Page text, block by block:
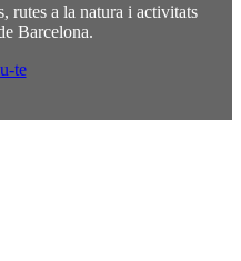
rutes a la natura i activitats
Barcelona.
te